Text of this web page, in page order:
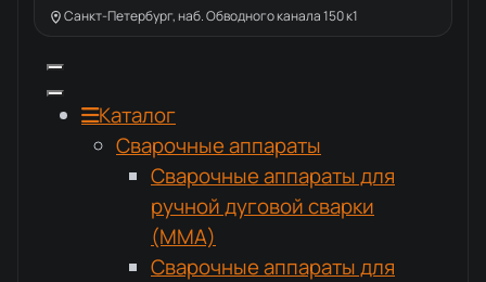
Санкт-Петербург, наб. Обводного канала 150 к1
Каталог
Сварочные аппараты
Сварочные аппараты для
ручной дуговой сварки
(MMA)
Сварочные аппараты для